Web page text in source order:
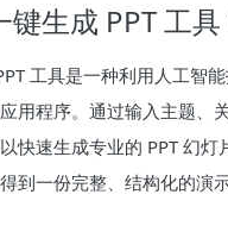
生成 PPT 工具
工具是一种利用人工智
用程序。通过输入主题、
快速生成专业的 PPT 幻灯
到一份完整、结构化的演